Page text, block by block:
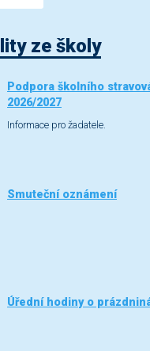
ze školy
Podpora školního
2026/2027
Informace pro žadatele.
Smuteční oznámení
Úřední hodiny o